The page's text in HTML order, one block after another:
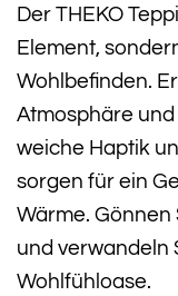
Der THEKO
Element,
Wohlbefinden.
Atmosphäre
weiche Haptik
sorgen für ein
Wärme. Gönnen
und verwandeln
Wohlfühloase.